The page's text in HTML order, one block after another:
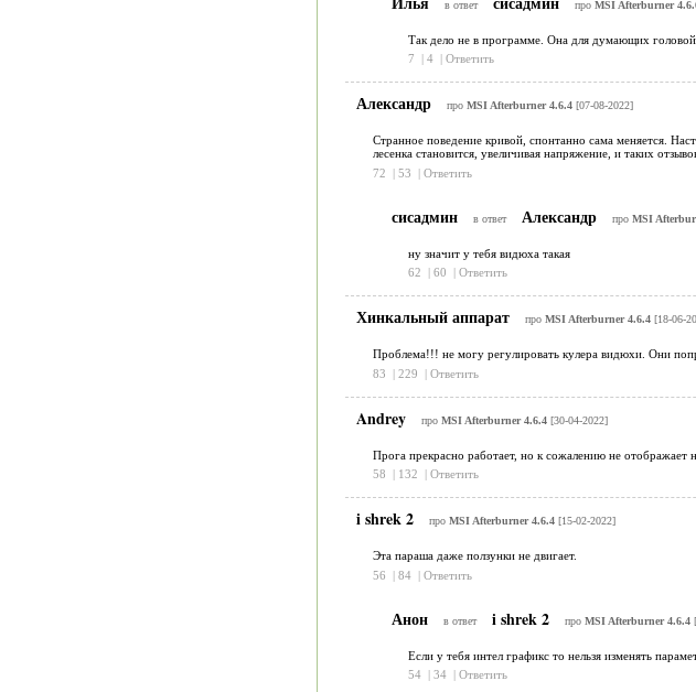
в ответ про MSI Afterburner
Так дело не в программе. Она для думающих
7
| 4 | Ответить
Александр про MSI Afterburner 4.6.4[07-08-2022]
Странное поведение кривой, спонтанно сама меняется.
лесенка становится, увеличивая напряжение, и таких
72
| 53 | Ответить
сисадмин в ответ Александр про MSI
ну значит у тебя видюха такая
62
| 60 | Ответить
Хинкальный аппарат про MSI Afterburner 4.6.4[18-06-
Проблема!!! не могу регулировать кулера видюхи. Они
83
| 229 | Ответить
Andrey про MSI Afterburner 4.6.4[30-04-2022]
Прога прекрасно работает, но к сожалению не
58
| 132 | Ответить
i shrek 2 про MSI Afterburner 4.6.4[15-02-2022]
Эта параша даже ползунки не двигает.
56
| 84 | Ответить
Анон в ответ i shrek 2 про MSI Afterburner 4.6.4
Если у тебя интел графикс то нельзя изменять
54 | 34 | Ответить